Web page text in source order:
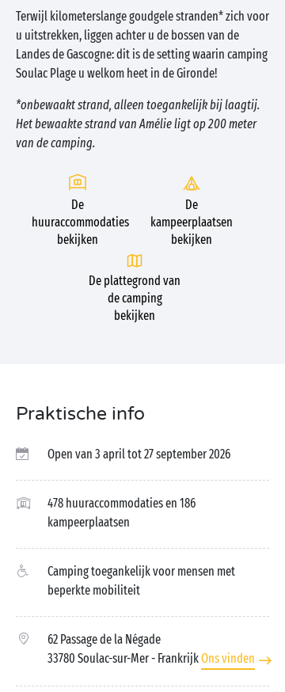
Terwijl kilometerslange goudgele stranden* zich voor
u uitstrekken, liggen achter u de bossen van de
Landes de Gascogne: dit is de setting waarin camping
Soulac Plage u welkom heet in de Gironde!
*onbewaakt strand, alleen toegankelijk bij laagtij.
Het bewaakte strand van Amélie ligt op 200 meter
van de camping.
De
huuraccommodaties
bekijken
De
kampeerplaatsen
bekijken
De plattegrond van
de camping
bekijken
Praktische info
Open van 3 april tot 27 september 2026
478 huuraccommodaties en 186
kampeerplaatsen
Camping toegankelijk voor mensen met
beperkte mobiliteit
62 Passage de la Négade
33780 Soulac-sur-Mer- FrankrijkOns vinden